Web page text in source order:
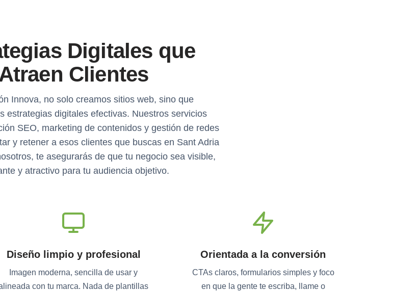
Digitales que
Clientes
Innova, no solo creamos sitios web, sino que
estrategias digitales efectivas. Nuestros servicios
SEO, marketing de contenidos y gestión de redes
y retener a esos clientes que buscas en Sant Adria
te asegurarás de que tu negocio sea visible,
y atractivo para tu audiencia objetivo.
Diseño limpio y profesional
Imagen moderna, sencilla de usar y
con tu marca. Nada de plantillas
Orientada a la conversión
CTAs claros, formularios simples y foco
en que la gente te escriba, llame o